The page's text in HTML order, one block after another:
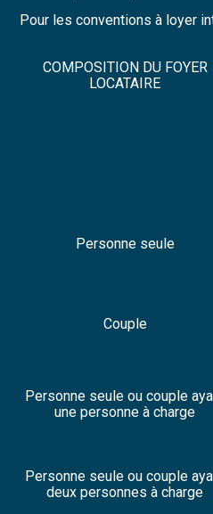
Pour les conventions à loyer
COMPOSITION DU FOYER
LOCATAIRE
Personne seule
Couple
Personne seule ou couple
une personne à charge
Personne seule ou couple
deux personnes à charge